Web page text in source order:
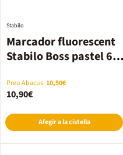
Marcador fluorescent
Stabilo Boss pastel 6
Stabilo
Preu Abacus 10,50€
10,90€
Afegir a la cistella